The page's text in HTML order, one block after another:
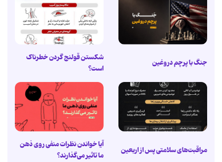
جنگ با پرچم دروغین
شکستن قولنج گردن خطرناک
است؟
مراقبت‌های سلامتی پس از اربعین
آیا خواندن نظرات منفی روی ذهن
ما تاثیر می‌گذارند؟